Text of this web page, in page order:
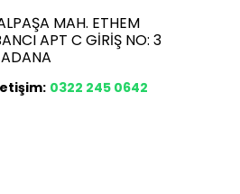
MAH. ETHEM
APT C GİRİŞ NO: 3
0322 245 0642